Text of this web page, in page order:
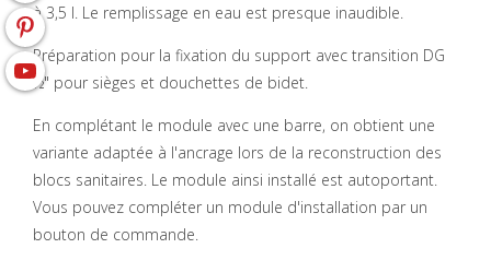
à 3,5 l. Le remplissage en eau est presque inaudible.
Préparation pour la fixation du support avec transition DG
½" pour sièges et douchettes de bidet.
En complétant le module avec une barre, on obtient une
variante adaptée à l'ancrage lors de la reconstruction des
blocs sanitaires. Le module ainsi installé est autoportant.
Vous pouvez compléter un module d'installation par un
bouton de commande.